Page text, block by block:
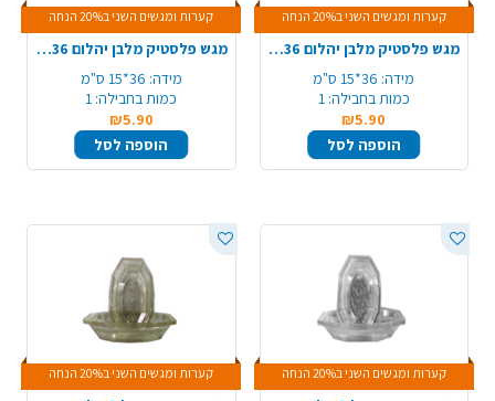
קערות ומגשים השני ב20% הנחה
מגש פלסטיק מלבן יהלום 36*15 ס"מ - שקוף
מידה: 36*15 ס"מ
כמות בחבילה: 1
₪5.90
הוספה לסל
קערות ומגשים השני ב20% הנחה
מגש פלסטיק מלבן יהלום 36*15 ס"מ - שחור זהב
מידה: 36*15 ס"מ
כמות בחבילה: 1
₪5.90
הוספה לסל
קערות ומגשים השני ב20% הנחה קערות ומגשים השני ב20% הנחה